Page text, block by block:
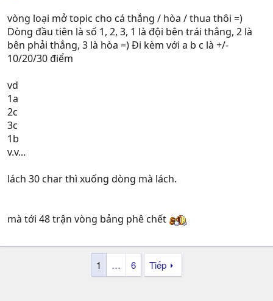
vòng loại mở topic cho cá thắng / hòa / thua thôi =)
Dòng đầu tiên là số 1, 2, 3, 1 là đội bên trái thắng, 2 là
bên phải thắng, 3 là hòa =) Đi kèm với a b c là +/-
10/20/30 điểm
vd
1a
2c
3c
1b
v.v...
lách 30 char thì xuống dòng mà lách.
mà tới 48 trận vòng bảng phê chết
1 … 6 Tiếp